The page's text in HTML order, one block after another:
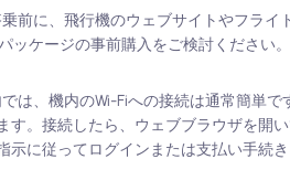
乗前に、飛行機のウェブサイトやフラ
ッケージの事前購入をご検討ください
は、機内のWi-Fiへの接続は通常簡単
す。接続したら、ウェブブラウザを開
示に従ってログインまたは支払い手続き